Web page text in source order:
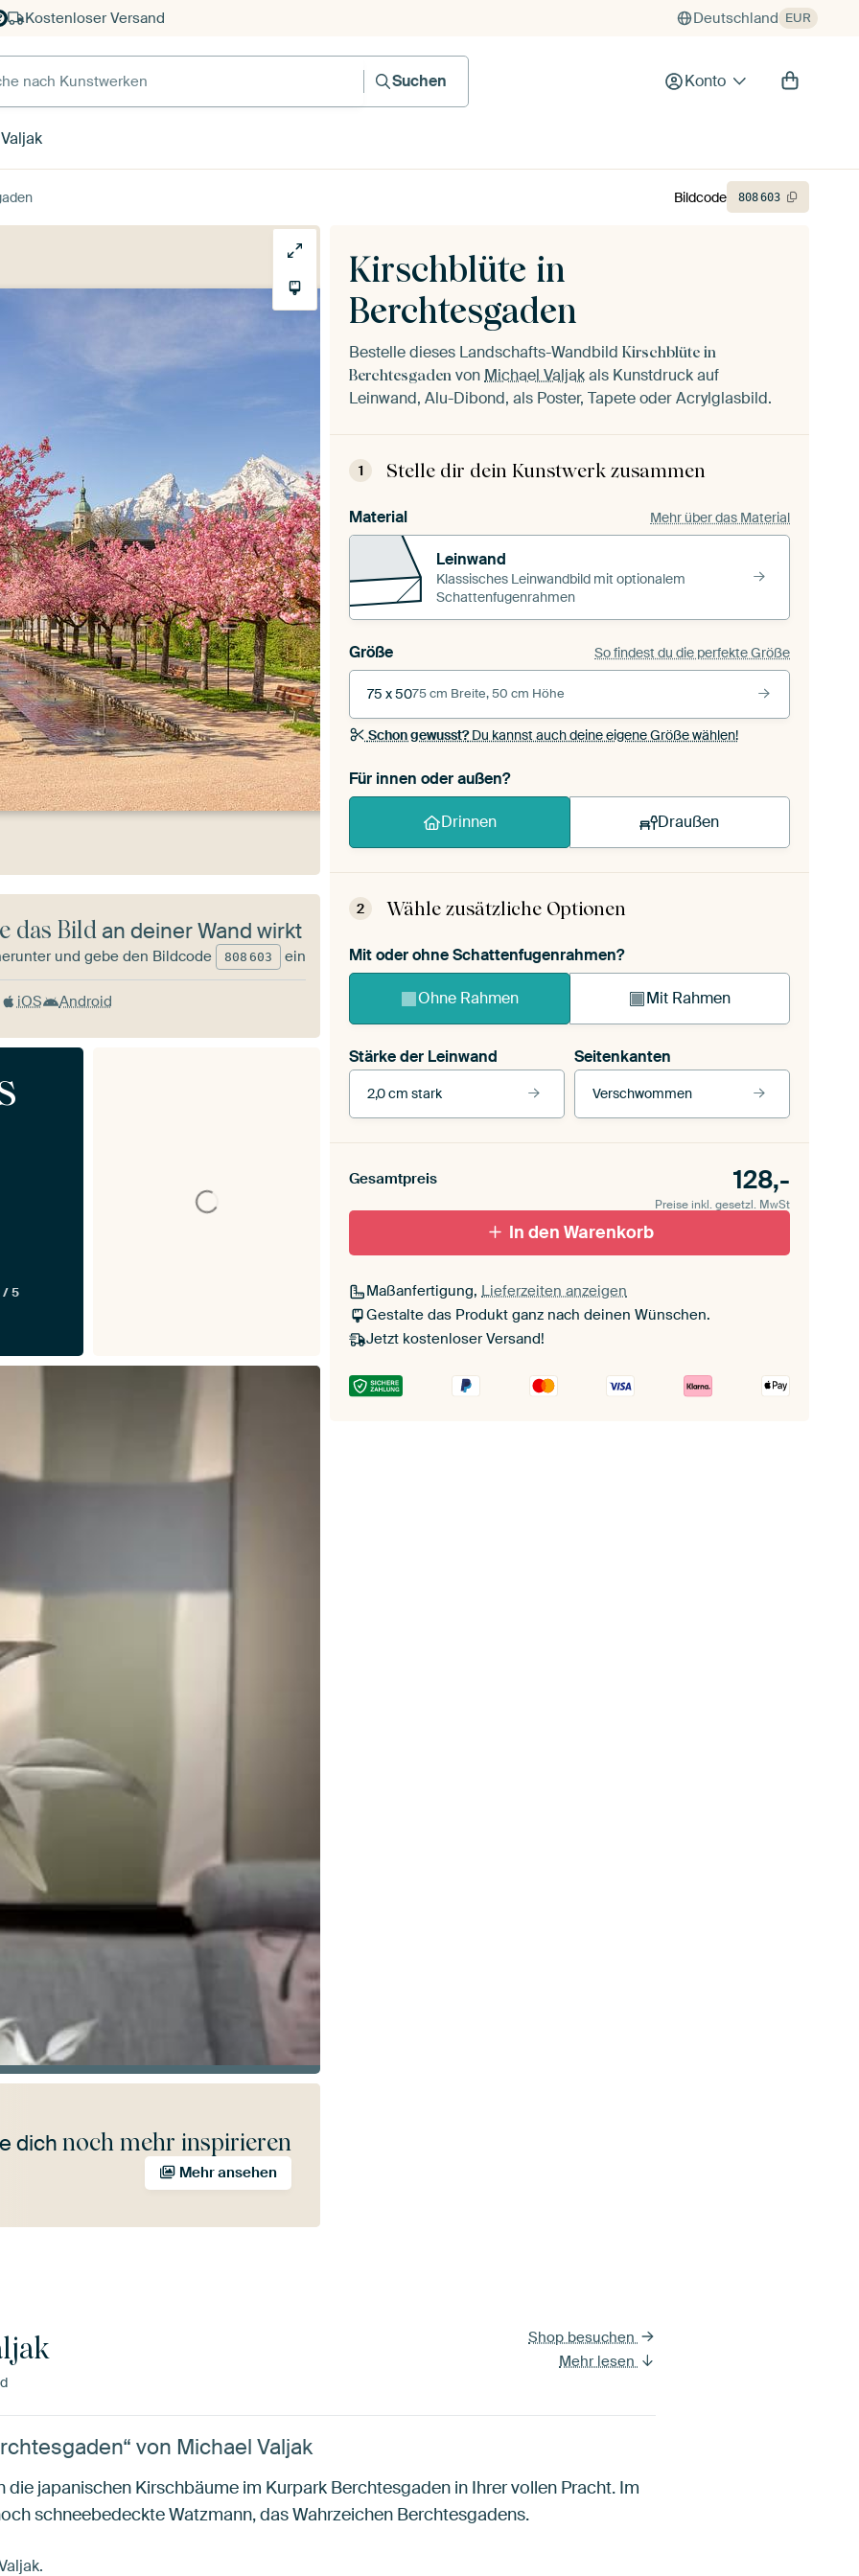
Kostenloser Versand Deutschland EUR
nach Kunstwerken
Suchen
Konto
Kirschblüte in
Berchtesgaden
Bestelle dieses Landschafts-Wandbild Kirschblüte in
Berchtesgaden von Michael Valjakals Kunstdruck auf
Leinwand, Alu-Dibond, als Poster, Tapete oder Acrylglasbild.
1 Stelle dir dein Kunstwerk zusammen
Material Mehr über das Material
Leinwand
Klassisches Leinwandbild mit optionalem
Schattenfugenrahmen
Größe So findest du die perfekte Größe
75 x 5075 cm Breite, 50 cm Höhe
Schon gewusst?Du kannst auch deine eigene Größe wählen!
Für innen oder außen?
Drinnen Draußen
2 Wähle zusätzliche Optionen
Mit oder ohne Schattenfugenrahmen?
Ohne Rahmen Mit Rahmen
Stärke der Leinwand
2,0 cm stark
Seitenkanten
Verschwommen
schwarz
Mit Schattenfugenrahmen, weiß
cm stark
Seitenkanten
Gesamtpreis 128,-
Preise inkl. gesetzl. MwSt
In den Warenkorb
Maßanfertigung, Lieferzeiten anzeigen
Gestalte das Produkt ganz nach deinen Wünschen.
Jetzt kostenloser Versand!
Bildcode 808603
das Bildan deiner Wand wirkt
und gebe den Bildcode 808 603 ein
iOS Android
/ 5
dich noch mehr inspirieren
Mehr ansehen
Shop besuchen
Mehr lesen
von Michael Valjak
die japanischen Kirschbäume im Kurpark Berchtesgaden in Ihrer vollen Pracht. Im
schneebedeckte Watzmann, das Wahrzeichen Berchtesgadens.